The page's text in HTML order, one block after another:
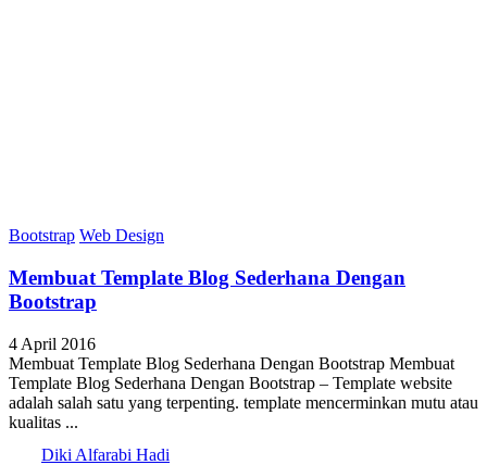
Bootstrap Web Design
Membuat Template Blog Sederhana Dengan
Bootstrap
4 April 2016
Membuat Template Blog Sederhana Dengan Bootstrap Membuat
Template Blog Sederhana Dengan Bootstrap – Template website
adalah salah satu yang terpenting. template mencerminkan mutu atau
kualitas ...
Diki Alfarabi Hadi